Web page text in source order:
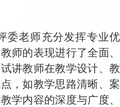
委老师充分发挥专业优
师的表现进行了全面、
讲教师在教学设计、教
，如教学思路清晰、案
学内容的深度与广度、